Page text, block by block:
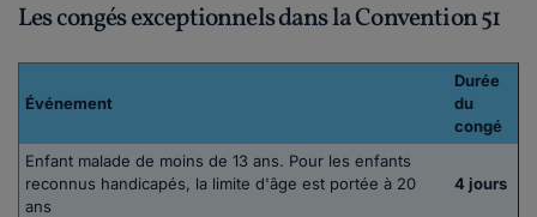
Les congés exceptionnels dans la Convention 51
Événement
Durée
du
congé
Enfant malade de moins de 13 ans. Pour les enfants
reconnus handicapés, la limite d'âge est portée à 20
ans
4 jours